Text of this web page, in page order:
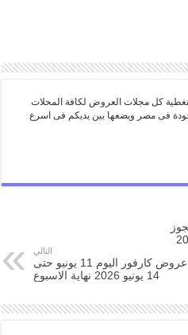
كل مجلات العروض لكافة المحلات
فى مصر ويضعها بين يديكم فى اسرع
التالي
عروض كارفور اليوم 11 يونيو حتى
14 يونيو 2026 نهاية الاسبوع